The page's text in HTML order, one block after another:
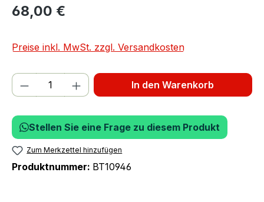
68,00 €
Preise inkl. MwSt. zzgl. Versandkosten
Produkt Anzahl: Gib den gewünschten
In den Warenkorb
Stellen Sie eine Frage zu diesem Produkt
Zum Merkzettel hinzufügen
Produktnummer: BT10946